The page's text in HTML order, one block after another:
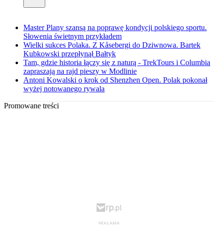
Master Plany szansą na poprawę kondycji polskiego sportu.
Słowenia świetnym przykładem
Wielki sukces Polaka. Z Kåsebergi do Dziwnowa. Bartek
Kubkowski przepłynął Bałtyk
Tam, gdzie historia łączy się z naturą - TrekTours i Columbia
zapraszają na rajd pieszy w Modlinie
Antoni Kowalski o krok od Shenzhen Open. Polak pokonał
wyżej notowanego rywala
Promowane treści